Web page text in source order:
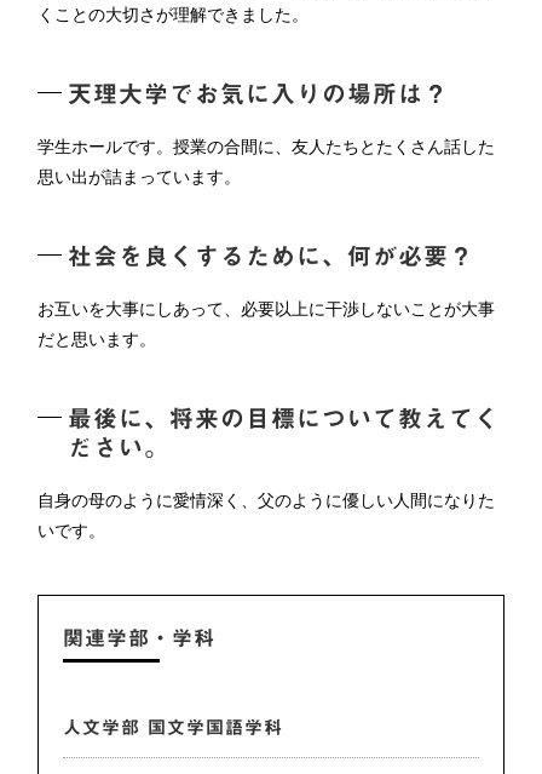
くことの大切さが理解できました。
天理大学でお気に入りの場所は？
学生ホールです。授業の合間に、友人たちとたくさん話した
思い出が詰まっています。
社会を良くするために、何が必要？
お互いを大事にしあって、必要以上に干渉しないことが大事
だと思います。
最後に、将来の目標について教えてく
ださい。
自身の母のように愛情深く、父のように優しい人間になりた
いです。
関連学部・学科
人文学部 国文学国語学科